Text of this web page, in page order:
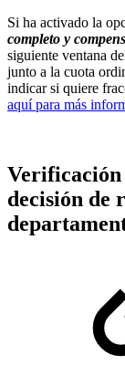
Si ha activado la
completo y
siguiente ventana
junto a la cuota
indicar si quiere
aquí para más
Verificación
decisión de